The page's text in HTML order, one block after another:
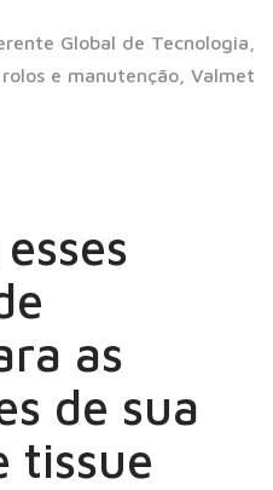
Global de Tecnologia,
e manutenção, Valmet
as
de sua
tissue